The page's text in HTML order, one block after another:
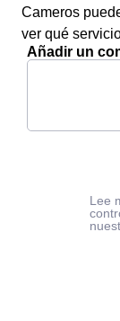
Cameros
ver qué
Añadir un
Lee